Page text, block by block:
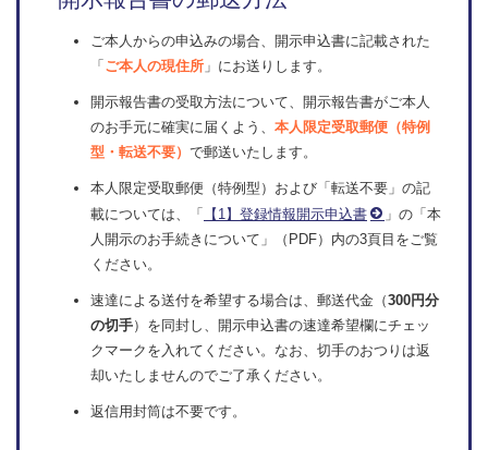
ご本人からの申込みの場合、開示申込書に記載された
「ご本人の現住所 」にお送りします。
開示報告書の受取方法について、開示報告書がご本人
のお手元に確実に届くよう、 本人限定受取郵便（特例
型・転送不要） で郵送いたします。
本人限定受取郵便（特例型）および「転送不要」の記
載については、「 【1】登録情報開示申込書
」の「本
人開示のお手続きについて」（PDF）内の3頁目をご覧
ください。
速達による送付を希望する場合は、郵送代金（300円分
の切手）を同封し、開示申込書の速達希望欄にチェッ
クマークを入れてください。なお、切手のおつりは返
却いたしませんのでご了承ください。
返信用封筒は不要です。